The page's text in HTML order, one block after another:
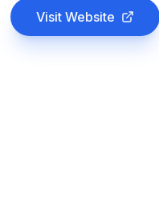
Visit Website